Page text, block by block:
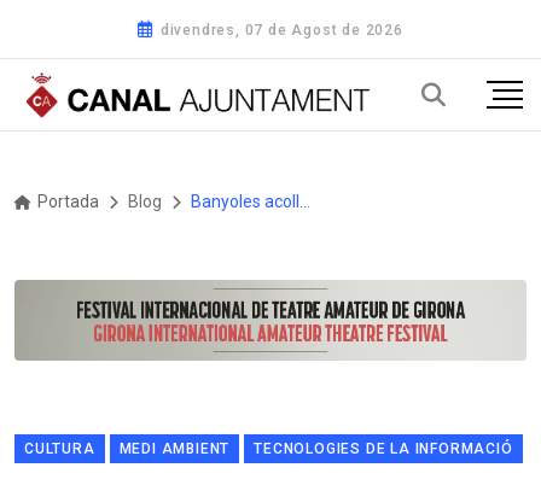
divendres, 07 de Agost de 2026
Portada Blog
CULTURA MEDI AMBIENT TECNOLOGIES DE LA INFORMACIÓ